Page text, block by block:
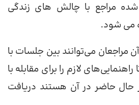
شده مراجع با چالش های زندگی
می شود.
مراجعان می‌توانند بین جلسات با
لازم را برای مقابله با
حال حاضر در آن هستند دریافت